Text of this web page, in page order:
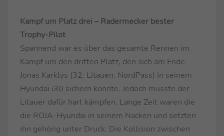
Kampf um Platz drei – Radermecker bester
Trophy-Pilot
Spannend war es über das gesamte Rennen im
Kampf um den dritten Platz, den sich am Ende
Jonas Karklys (32, Litauen, NordPass) in seinem
Hyundai i30 sichern konnte. Jedoch musste der
Litauer dafür hart kämpfen. Lange Zeit waren die
die ROJA-Hyundai in seinem Nacken und setzten
ihn gehörig unter Druck. Die Kollision zwischen